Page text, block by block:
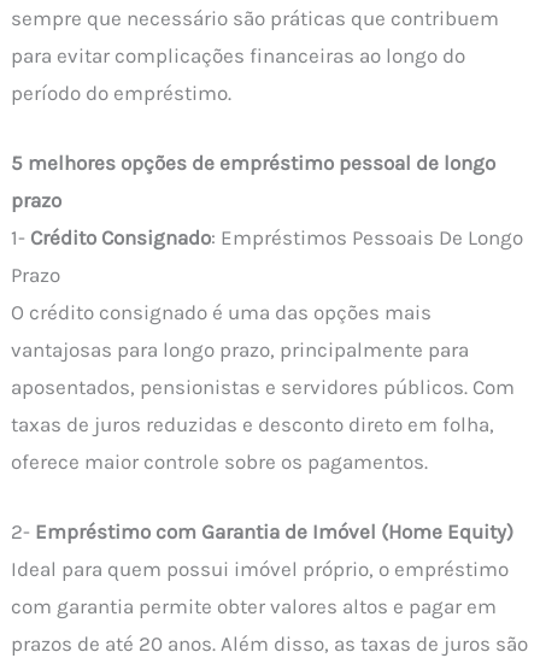
sempre que necessário são práticas que contribuem
para evitar complicações financeiras ao longo do
período do empréstimo.
5 melhores opções de empréstimo pessoal de longo
prazo
1- Crédito Consignado: Empréstimos Pessoais De Longo
Prazo
O crédito consignado é uma das opções mais
vantajosas para longo prazo, principalmente para
aposentados, pensionistas e servidores públicos. Com
taxas de juros reduzidas e desconto direto em folha,
oferece maior controle sobre os pagamentos.
2- Empréstimo com Garantia de Imóvel (Home Equity)
Ideal para quem possui imóvel próprio, o empréstimo
com garantia permite obter valores altos e pagar em
prazos de até 20 anos. Além disso, as taxas de juros são